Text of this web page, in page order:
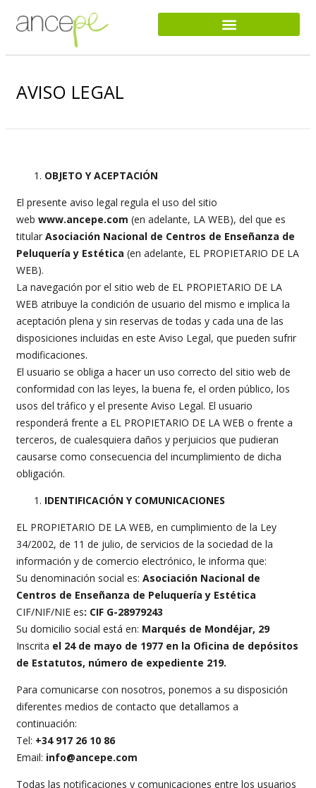
AVISO LEGAL
OBJETO Y ACEPTACIÓN
El presente aviso legal regula el uso del sitio
web www.ancepe.com (en adelante, LA WEB), del que es
titular Asociación Nacional de Centros de Enseñanza de
Peluquería y Estética (en adelante, EL PROPIETARIO DE LA
WEB).
La navegación por el sitio web de EL PROPIETARIO DE LA
WEB atribuye la condición de usuario del mismo e implica la
aceptación plena y sin reservas de todas y cada una de las
disposiciones incluidas en este Aviso Legal, que pueden sufrir
modificaciones.
El usuario se obliga a hacer un uso correcto del sitio web de
conformidad con las leyes, la buena fe, el orden público, los
usos del tráfico y el presente Aviso Legal. El usuario
responderá frente a EL PROPIETARIO DE LA WEB o frente a
terceros, de cualesquiera daños y perjuicios que pudieran
causarse como consecuencia del incumplimiento de dicha
obligación.
IDENTIFICACIÓN Y COMUNICACIONES
EL PROPIETARIO DE LA WEB, en cumplimiento de la Ley
34/2002, de 11 de julio, de servicios de la sociedad de la
información y de comercio electrónico, le informa que:
Su denominación social es: Asociación Nacional de
Centros de Enseñanza de Peluquería y Estética
CIF/NIF/NIE es: CIF G-28979243
Su domicilio social está en: Marqués de Mondéjar, 29
Inscrita el 24 de mayo de 1977 en la Oficina de depósitos
de Estatutos, número de expediente 219.
Para comunicarse con nosotros, ponemos a su disposición
diferentes medios de contacto que detallamos a
continuación:
Tel: +34 917 26 10 86
Email: info@ancepe.com
Todas las notificaciones y comunicaciones entre los usuarios